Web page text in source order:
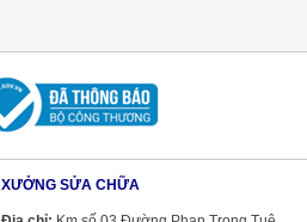
XƯỞNG SỬA CHỮA